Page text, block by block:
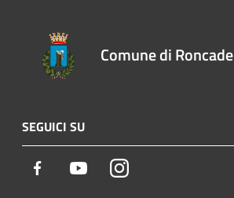
Comune di Roncade
SEGUICI SU
Facebook YoutubeInstagram